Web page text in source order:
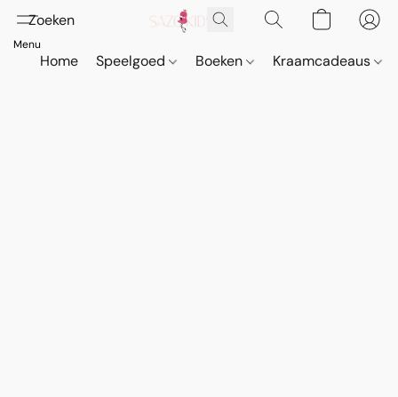
Home Speelgoed Boeken Kraamcadeaus